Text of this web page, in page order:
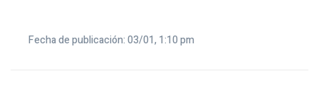
Fecha de publicación: 03/01, 1:10 pm